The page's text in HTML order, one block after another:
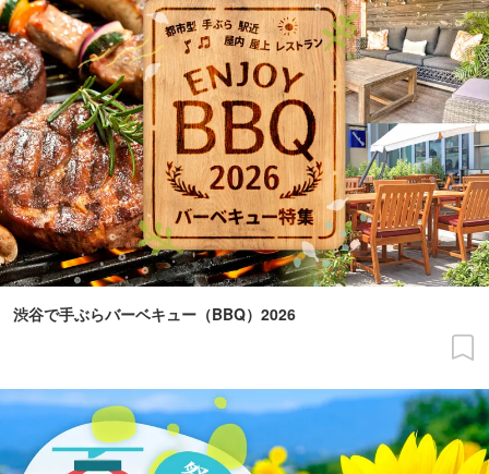
渋谷で手ぶらバーベキュー（BBQ）2026